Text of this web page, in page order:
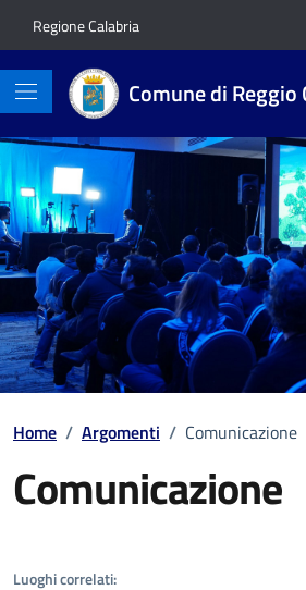
Regione Calabria
Comune di Reggio
Home / Argomenti / Comunicazione
Comunicazione
Luoghi correlati: